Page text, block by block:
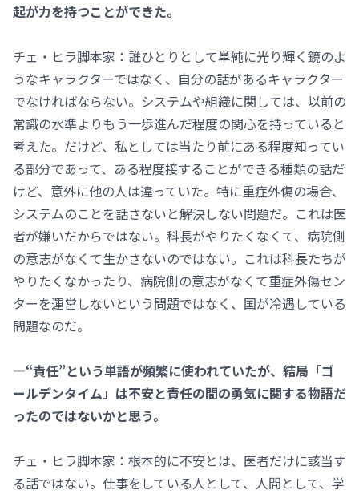
起が力を持つことができた。
チェ・ヒラ脚本家：誰ひとりとして単純に光り輝く鏡のよ
うなキャラクターではなく、自分の話があるキャラクター
でなければならない。システムや組織に関しては、以前の
常識の水準よりもう一歩進んだ程度の関心を持っていると
考えた。だけど、私としては当たり前にある程度知ってい
る部分であって、ある程度接することができる種類の話だ
けど、意外に他の人は違っていた。特に重症外傷の場合、
システムのことを話さないと解決しない問題だ。これは医
者が嫌いだからではない。科長がやりたくなくて、病院側
の意志がなくて生かさないのではない。これは科長たちが
やりたくなかったり、病院側の意志がなくて重症外傷セン
ターを運営しないという問題ではなく、国が冷遇している
問題なのだ。
―“責任”という単語が頻繁に使われていたが、結局「ゴ
ールデンタイム」は不安と責任の間の勇気に関する物語だ
ったのではないかと思う。
チェ・ヒラ脚本家：根本的に不安とは、医者だけに該当す
る話ではない。仕事をしている人として、人間として、学